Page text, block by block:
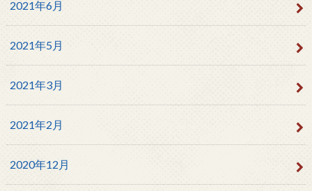
2021年6月
2021年5月
2021年3月
2021年2月
2020年12月